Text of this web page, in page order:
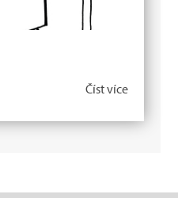
Číst více